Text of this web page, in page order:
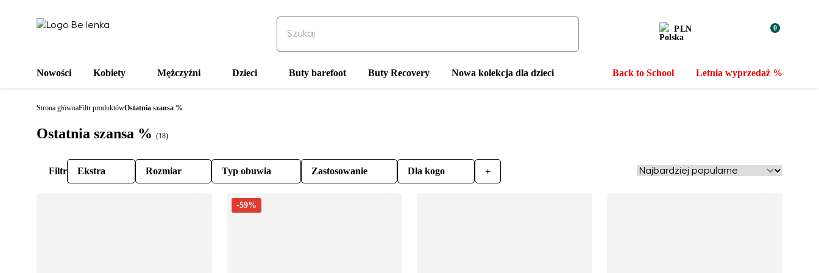
PLN 0
Nowości Kobiety Mężczyźni Dzieci Buty barefoot Buty Recovery Nowa kolekcja dla dzieci Back to School Letnia wyprzedaż %
Strona głównaFiltr produktówOstatnia szansa %
Ostatnia szansa % (18)
Filtr Ekstra Rozmiar Typ obuwia Zastosowanie Dla kogo +
-59%